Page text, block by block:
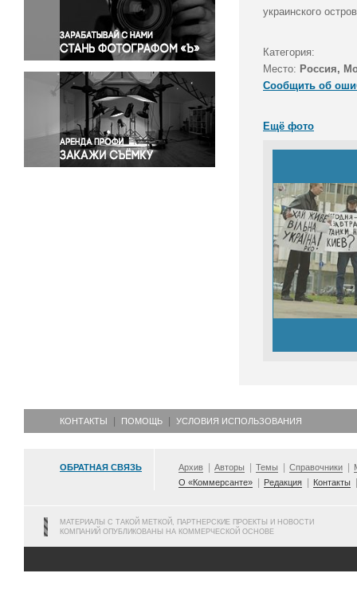
Правосудие
Происшествия и конфликты
Религия
Светская жизнь
Спорт
Экология
Экономика и бизнес
украинского
Категория:
Место: Россия,
Сообщить об
Ещё фото
КОНТАКТЫ ПОМОЩЬ УСЛОВИЯ ИСПОЛЬЗОВАНИЯ
ОБРАТНАЯ СВЯЗЬ Архив Авторы Темы Справочники
О «Коммерсанте»
Редакция Контакты
МАТЕРИАЛЫ С ТАКОЙ МЕТКОЙ, ПАРТНЕРСКИЕ ПРОЕКТЫ И НОВОСТИ
КОМПАНИЙ ОПУБЛИКОВАНЫ НА КОММЕРЧЕСКОЙ ОСНОВЕ